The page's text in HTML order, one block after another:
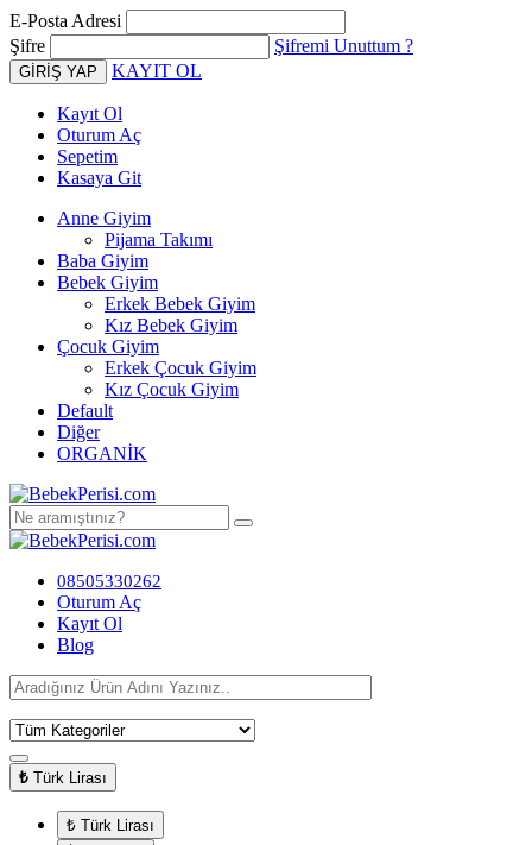
E-Posta Adresi
Şifre
Şifremi Unuttum ?
KAYIT OL
Kayıt Ol
Oturum Aç
Sepetim
Kasaya Git
Anne Giyim
Pijama Takımı
Baba Giyim
Bebek Giyim
Erkek Bebek Giyim
Kız Bebek Giyim
Çocuk Giyim
Erkek Çocuk Giyim
Kız Çocuk Giyim
Default
Diğer
ORGANİK
08505330262
Oturum Aç
Kayıt Ol
Blog
₺ Türk Lirası
₺ Türk Lirası